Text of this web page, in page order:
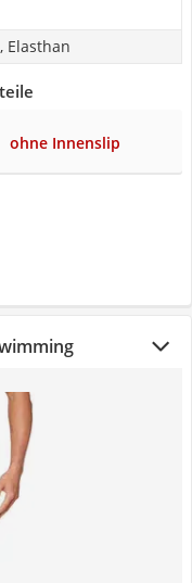
Elasthan
ohne Innenslip